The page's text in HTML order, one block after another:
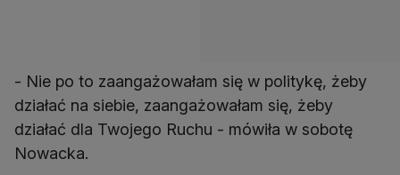
- Nie po to zaangażowałam się w politykę, żeby
działać na siebie, zaangażowałam się, żeby
działać dla Twojego Ruchu - mówiła w sobotę
Nowacka.